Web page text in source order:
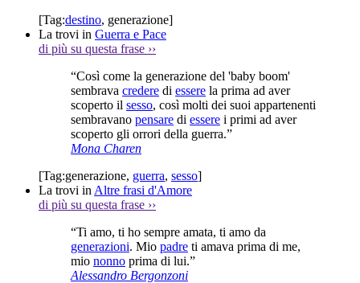
[Tag:destino, generazione]
La trovi in Guerra e Pace
di più su questa frase ››
“Così come la generazione del 'baby boom'
sembrava credere di essere la prima ad aver
scoperto il sesso, così molti dei suoi appartenenti
sembravano pensare di essere i primi ad aver
scoperto gli orrori della guerra.”
Mona Charen
[Tag:generazione, guerra, sesso]
La trovi in Altre frasi d'Amore
di più su questa frase ››
“Ti amo, ti ho sempre amata, ti amo da
generazioni. Mio padre ti amava prima di me,
mio nonno prima di lui.”
Alessandro Bergonzoni